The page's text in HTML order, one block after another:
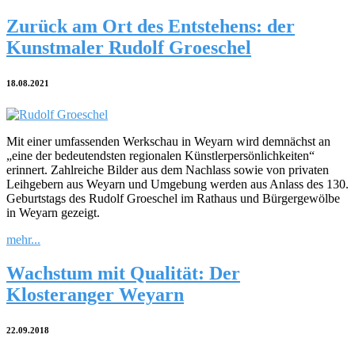
Zurück am Ort des Entstehens: der
Kunstmaler Rudolf Groeschel
18.08.2021
Mit einer umfassenden Werkschau in Weyarn wird demnächst an
„eine der bedeutendsten regionalen Künstlerpersönlichkeiten“
erinnert. Zahlreiche Bilder aus dem Nachlass sowie von privaten
Leihgebern aus Weyarn und Umgebung werden aus Anlass des 130.
Geburtstags des Rudolf Groeschel im Rathaus und Bürgergewölbe
in Weyarn gezeigt.
mehr...
Wachstum mit Qualität: Der
Klosteranger Weyarn
22.09.2018